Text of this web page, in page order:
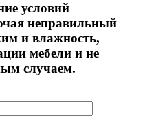
условий
неправильный
и влажность,
мебели и не
случаем.